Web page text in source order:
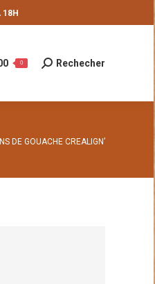
18H
0
Recherche
Rechecher
DE GOUACHE CREALIGN’
: